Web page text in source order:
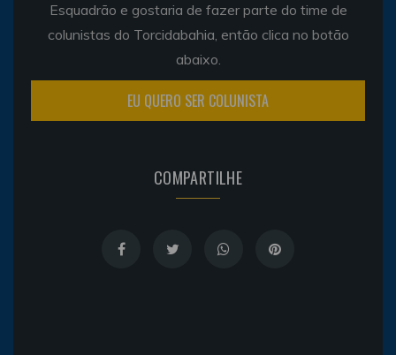
Esquadrão e gostaria de fazer parte do time de
colunistas do Torcidabahia, então clica no botão
abaixo.
EU QUERO SER COLUNISTA
COMPARTILHE